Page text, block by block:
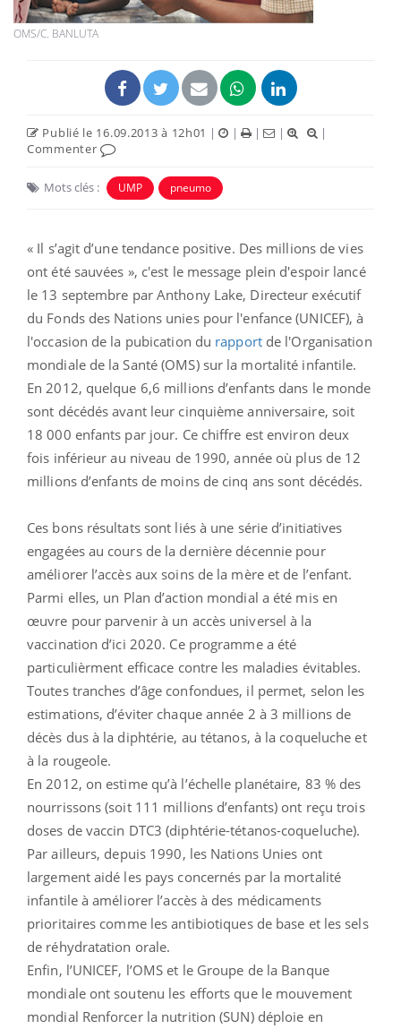
OMS/C. BANLUTA
Publié le 16.09.2013 à 12h01 | | | |
|
Commenter
Mots clés : UMP pneumo
« Il s’agit d’une tendance positive. Des millions de vies
ont été sauvées », c'est le message plein d'espoir lancé
le 13 septembre par Anthony Lake, Directeur exécutif
du Fonds des Nations unies pour l'enfance (UNICEF), à
l'occasion de la pubication du rapportde l'Organisation
mondiale de la Santé (OMS) sur la mortalité infantile.
En 2012, quelque 6,6 millions d’enfants dans le monde
sont décédés avant leur cinquième anniversaire, soit
18 000 enfants par jour. Ce chiffre est environ deux
fois inférieur au niveau de 1990, année où plus de 12
millions d’enfants de moins de cinq ans sont décédés.
Ces bons résultats sont liés à une série d’initiatives
engagées au cours de la dernière décennie pour
améliorer l’accès aux soins de la mère et de l’enfant.
Parmi elles, un Plan d’action mondial a été mis en
œuvre pour parvenir à un accès universel à la
vaccination d’ici 2020. Ce programme a été
particulièrment efficace contre les maladies évitables.
Toutes tranches d’âge confondues, il permet, selon les
estimations, d’éviter chaque année 2 à 3 millions de
décès dus à la diphtérie, au tétanos, à la coqueluche et
à la rougeole.
En 2012, on estime qu’à l’échelle planétaire, 83 % des
nourrissons (soit 111 millions d’enfants) ont reçu trois
doses de vaccin DTC3 (diphtérie-tétanos-coqueluche).
Par ailleurs, depuis 1990, les Nations Unies ont
largement aidé les pays concernés par la mortalité
infantile à améliorer l’accès à des médicaments
prioritaires comme les antibiotiques de base et les sels
de réhydratation orale.
Enfin, l’UNICEF, l’OMS et le Groupe de la Banque
mondiale ont soutenu les efforts que le mouvement
mondial Renforcer la nutrition (SUN) déploie en